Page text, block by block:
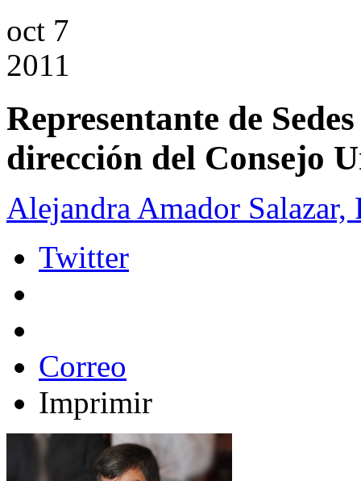
oct 7
2011
Representante de
dirección del Consejo
Alejandra Amador Salazar,
Twitter
Correo
Imprimir